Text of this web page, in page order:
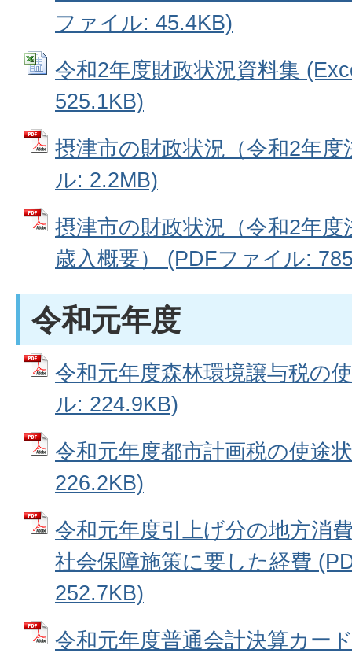
ファイル: 45.4KB)
令和2年度財政状況資料集
525.1KB)
摂津市の財政状況（令和2年
ル: 2.2MB)
摂津市の財政状況（令和2年度
歳入概要） (PDFファイル:
令和元年度
令和元年度森林環境譲与税の
ル: 224.9KB)
令和元年度都市計画税の使途
226.2KB)
令和元年度引上げ分の地方消
社会保障施策に要した経費
252.7KB)
令和元年度普通会計決算カー